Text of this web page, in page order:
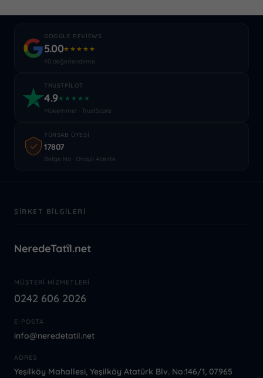
GOOGLE REVIEWS
5.00★★★★★
40 değerlendirme
TRUSTPILOT
4.9★★★★★
Mükemmel · TrustScore
TÜRSAB ÜYESI
17807
Belge No · Onaylı Acente
ŞIRKET BILGILERI
MÜŞTERI HIZMETLERI
0242 606 2026
E-POSTA
info@neredetatil.net
ADRES
Yeşilköy Mahallesi, Yeşilköy Atatürk Blv. No:146/1, 07965